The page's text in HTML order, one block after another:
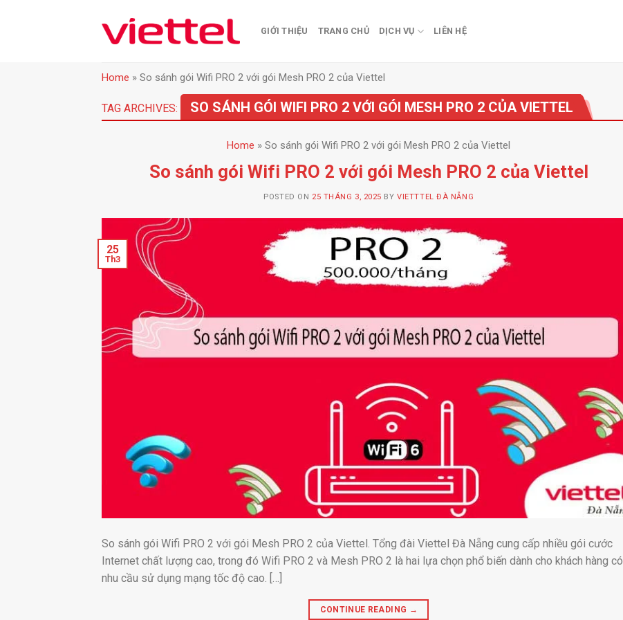
GIỚI THIỆU TRANG CHỦ DỊCH VỤ LIÊN HỆ
Home » So sánh gói Wifi PRO 2 với gói Mesh PRO 2 của Viettel
TAG ARCHIVES: SO SÁNH GÓI WIFI PRO 2 VỚI GÓI MESH PRO 2 CỦA VIETTEL
Home »So sánh gói Wifi PRO 2 với gói Mesh PRO 2 của Viettel
So sánh gói Wifi PRO 2 với gói Mesh PRO 2 của Viettel
POSTED ON 25 THÁNG 3, 2025 BYVIETTTEL ĐÀ NẴNG
25
Th3
So sánh gói Wifi PRO 2 với gói Mesh PRO 2 của Viettel. Tổng đài Viettel Đà Nẵng cung cấp nhiều gói cước
Internet chất lượng cao, trong đó Wifi PRO 2 và Mesh PRO 2 là hai lựa chọn phổ biến dành cho khách hàng có
nhu cầu sử dụng mạng tốc độ cao. […]
CONTINUE READING →